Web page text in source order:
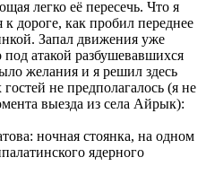
легко её пересечь. Что я
к дороге, как пробил переднее
Запал движения уже
атакой разбушевавшихся
желания и я решил здесь
не предполагалось (я не
выезда из села Айрык):